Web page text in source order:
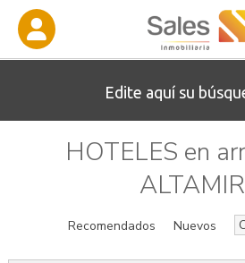
Edite aquí su
HOTELES en
Recomendados Nuevos